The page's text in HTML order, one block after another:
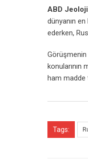
ABD
dünyanın
ederken,
Görüşmenin
konularının
ham madde
Tags: